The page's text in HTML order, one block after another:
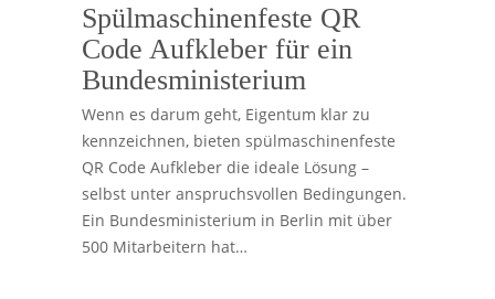
Spülmaschinenfeste QR
Code Aufkleber für ein
Bundesministerium
Wenn es darum geht, Eigentum klar zu
kennzeichnen, bieten spülmaschinenfeste
QR Code Aufkleber die ideale Lösung –
selbst unter anspruchsvollen Bedingungen.
Ein Bundesministerium in Berlin mit über
500 Mitarbeitern hat…